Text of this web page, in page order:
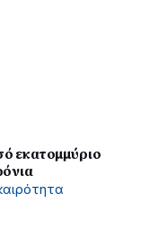
εκατομμύριο